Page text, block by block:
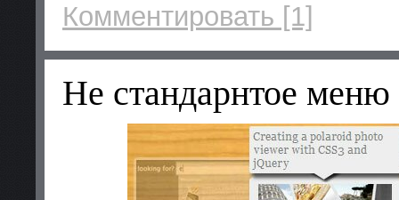
Комментировать [1]
Не стандарнтое